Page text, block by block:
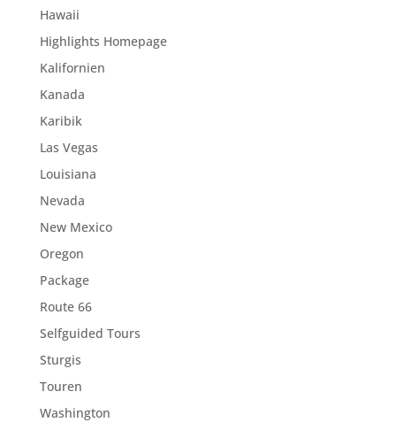
Hawaii
Highlights Homepage
Kalifornien
Kanada
Karibik
Las Vegas
Louisiana
Nevada
New Mexico
Oregon
Package
Route 66
Selfguided Tours
Sturgis
Touren
Washington